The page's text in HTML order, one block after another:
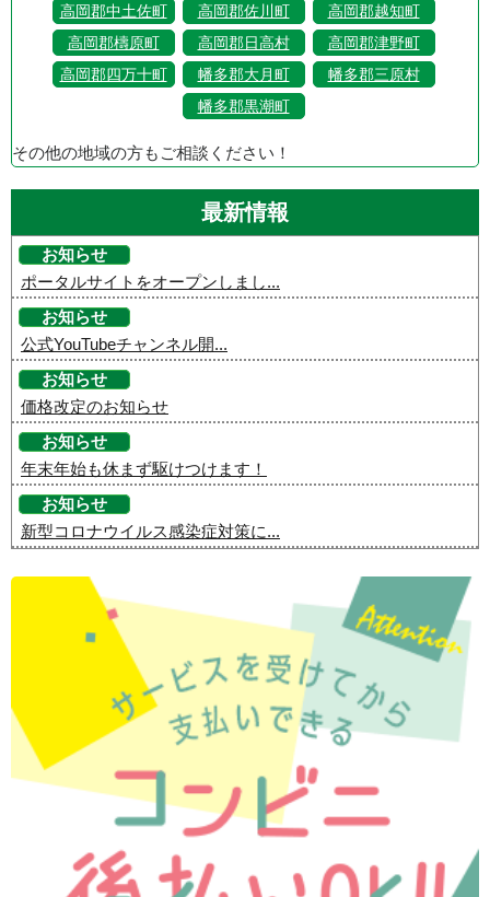
高岡郡中土佐町
高岡郡佐川町
高岡郡越知町
高岡郡檮原町
高岡郡日高村
高岡郡津野町
高岡郡四万十町
幡多郡大月町
幡多郡三原村
幡多郡黒潮町
その他の地域の方もご相談ください！
最新情報
お知らせ
ポータルサイトをオープンしまし...
お知らせ
公式YouTubeチャンネル開...
お知らせ
価格改定のお知らせ
お知らせ
年末年始も休まず駆けつけます！
お知らせ
新型コロナウイルス感染症対策に...